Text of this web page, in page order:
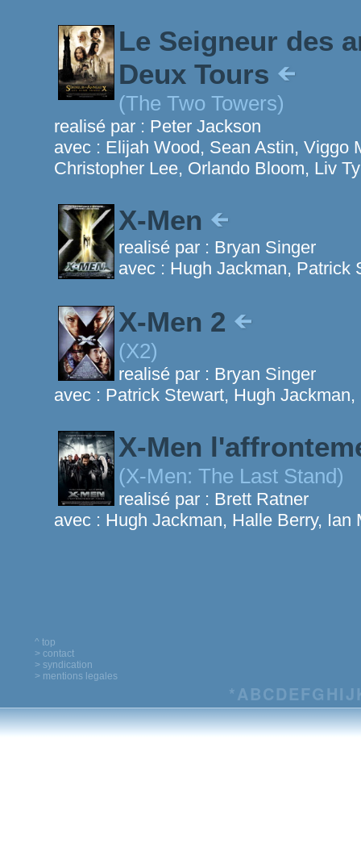
Le Seigneur des
Deux Tours
(The Two Towers)
realisé par : Peter Jackson
avec : Elijah Wood, Sean Astin, Viggo
Christopher Lee, Orlando Bloom, Liv
X-Men
realisé par : Bryan Singer
avec : Hugh Jackman, Patrick
X-Men 2
(X2)
realisé par : Bryan Singer
avec : Patrick Stewart, Hugh
X-Men
(X-Men: The Last Stand)
realisé par : Brett Ratner
avec : Hugh Jackman, Halle Berry, Ian
^ top
> contact
> syndication
> mentions legales
*ABCDEFG HIJ